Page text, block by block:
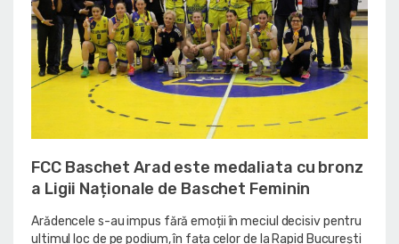
FCC Baschet Arad este medaliata cu bronz
a Ligii Naționale de Baschet Feminin
Arădencele s-au impus fără emoții în meciul decisiv pentru
ultimul loc de pe podium, în fața celor de la Rapid București